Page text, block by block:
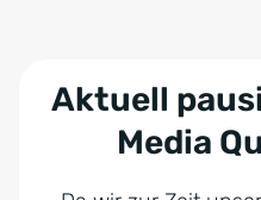
Aktuell
Media